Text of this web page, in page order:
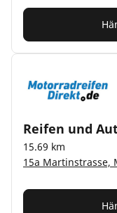
Reifen und
15.69 km
15a Martinstrasse,